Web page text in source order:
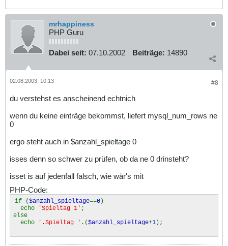
mrhappiness
PHP Guru
Dabei seit: 07.10.2002 Beiträge: 14890
#8
02.08.2003, 10:13
du verstehst es anscheinend echtnich
wenn du keine einträge bekommst, liefert mysql_num_rows ne
0
ergo steht auch in $anzahl_spieltage 0
isses denn so schwer zu prüfen, ob da ne 0 drinsteht?
isset is auf jedenfall falsch, wie wär's mit
PHP-Code:
if ($anzahl_spieltage==0)
echo
'Spieltag 1' ;
else
echo
'.Spieltag ' .($anzahl_spieltage+1);